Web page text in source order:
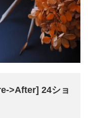
>After] 24ショ